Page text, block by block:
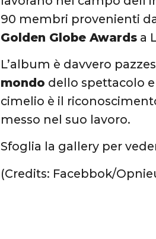
90 membri provenienti
Golden Globe Awards a
L’album è davvero
mondo dello spettacolo
cimelio è il
messo nel suo lavoro.
Sfoglia la gallery per
(Credits: Facebbok/